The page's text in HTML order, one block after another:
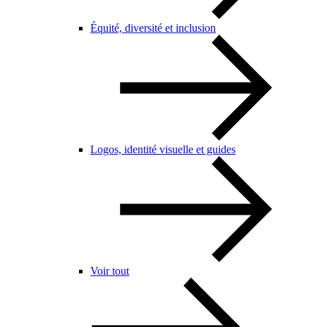
Équité, diversité et inclusion
Logos, identité visuelle et guides
Voir tout